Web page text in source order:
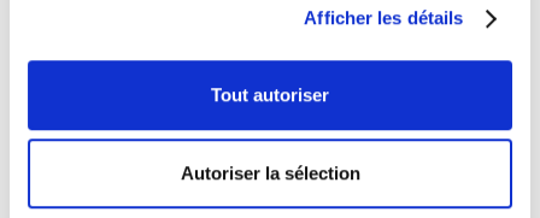
Afficher les détails
Tout autoriser
Autoriser la sélection
2012